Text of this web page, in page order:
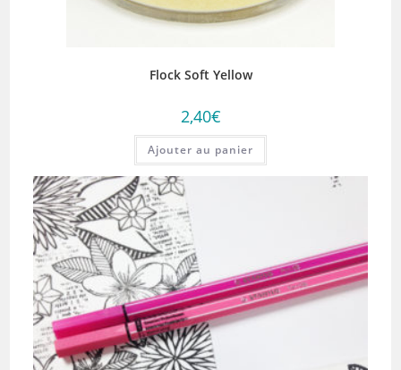
Flock Soft Yellow
2,40€
Ajouter au panier